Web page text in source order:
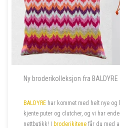
Ny broderikolleksjon fra BALDYRE
BALDYRE har kommet med helt nye og
kjente puter og clutcher, og vi har
nettbutikk! I broderikitene får du med